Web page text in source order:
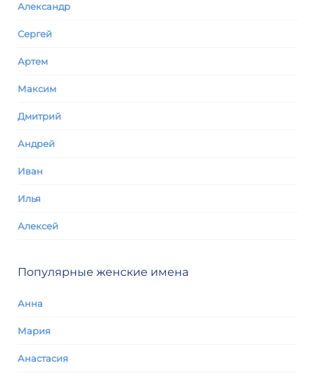
Александр
Сергей
Артем
Максим
Дмитрий
Андрей
Иван
Илья
Алексей
Популярные женские имена
Анна
Мария
Анастасия